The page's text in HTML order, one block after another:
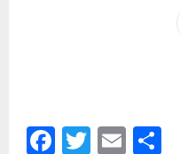
Facebook
Twitter
Email